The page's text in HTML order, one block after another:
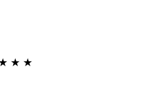
★ ★